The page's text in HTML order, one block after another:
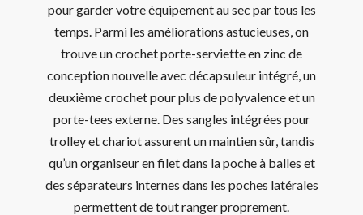
pour garder votre équipement au sec par tous les
temps. Parmi les améliorations astucieuses, on
trouve un crochet porte-serviette en zinc de
conception nouvelle avec décapsuleur intégré, un
deuxième crochet pour plus de polyvalence et un
porte-tees externe. Des sangles intégrées pour
trolley et chariot assurent un maintien sûr, tandis
qu’un organiseur en filet dans la poche à balles et
des séparateurs internes dans les poches latérales
permettent de tout ranger proprement.